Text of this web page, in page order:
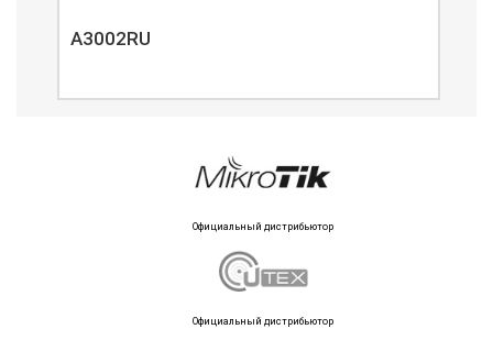
A3002RU
Официальный дистрибьютор
Официальный дистрибьютор